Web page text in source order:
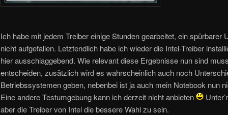
Ich habe mit jedem Treiber einige Stunden gearbeitet, ein spürbarer
nicht aufgefallen. Letztendlich habe ich wieder die Intel-Treiber
hier ausschlaggebend. Wie relevant diese Ergebnisse nun sind
entscheiden, zusätzlich wird es wahrscheinlich auch noch
Betriebssystemen geben, nebenbei ist ja auch mein Notebook nun
Eine andere Testumgebung kann ich derzeit nicht anbieten
aber die Treiber von Intel die bessere Wahl zu sein.